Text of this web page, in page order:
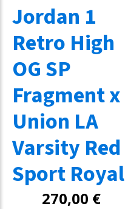
Jordan 1
Retro High
OG SP
Fragment x
Union LA
Varsity Red
Sport Royal
270,00 €